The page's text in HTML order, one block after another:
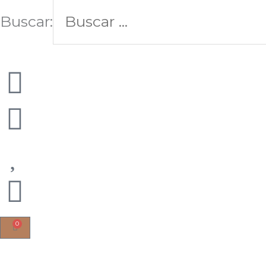
Buscar:
0
Cart